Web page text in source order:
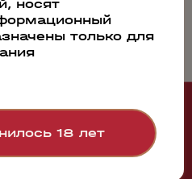
носят
только для
18 лет